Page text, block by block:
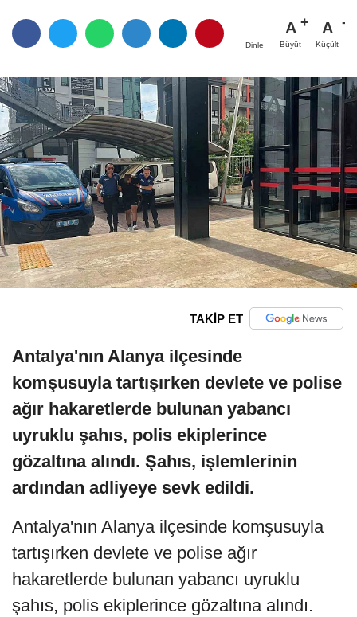
Dinle
A
Büyüt
A
Küçült
TAKİP ET
Antalya'nın Alanya ilçesinde
komşusuyla tartışırken devlete ve polise
ağır hakaretlerde bulunan yabancı
uyruklu şahıs, polis ekiplerince
gözaltına alındı. Şahıs, işlemlerinin
ardından adliyeye sevk edildi.
Antalya'nın Alanya ilçesinde komşusuyla
tartışırken devlete ve polise ağır
hakaretlerde bulunan yabancı uyruklu
şahıs, polis ekiplerince gözaltına alındı.